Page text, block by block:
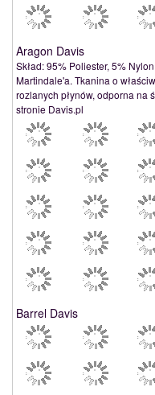
Aragon Davis
Skład: 95% Poliester, 5%
Martindale'a. Tkanina o
rozlanych płynów, odporna na
stronie Davis.pl
Barrel Davis